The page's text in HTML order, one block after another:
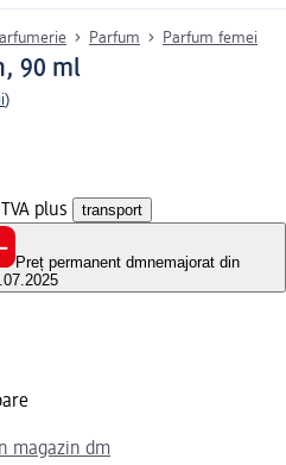
Parfum Parfum femei
90 ml
)
plus transport
Preț permanent dmnemajorat din
magazin dm